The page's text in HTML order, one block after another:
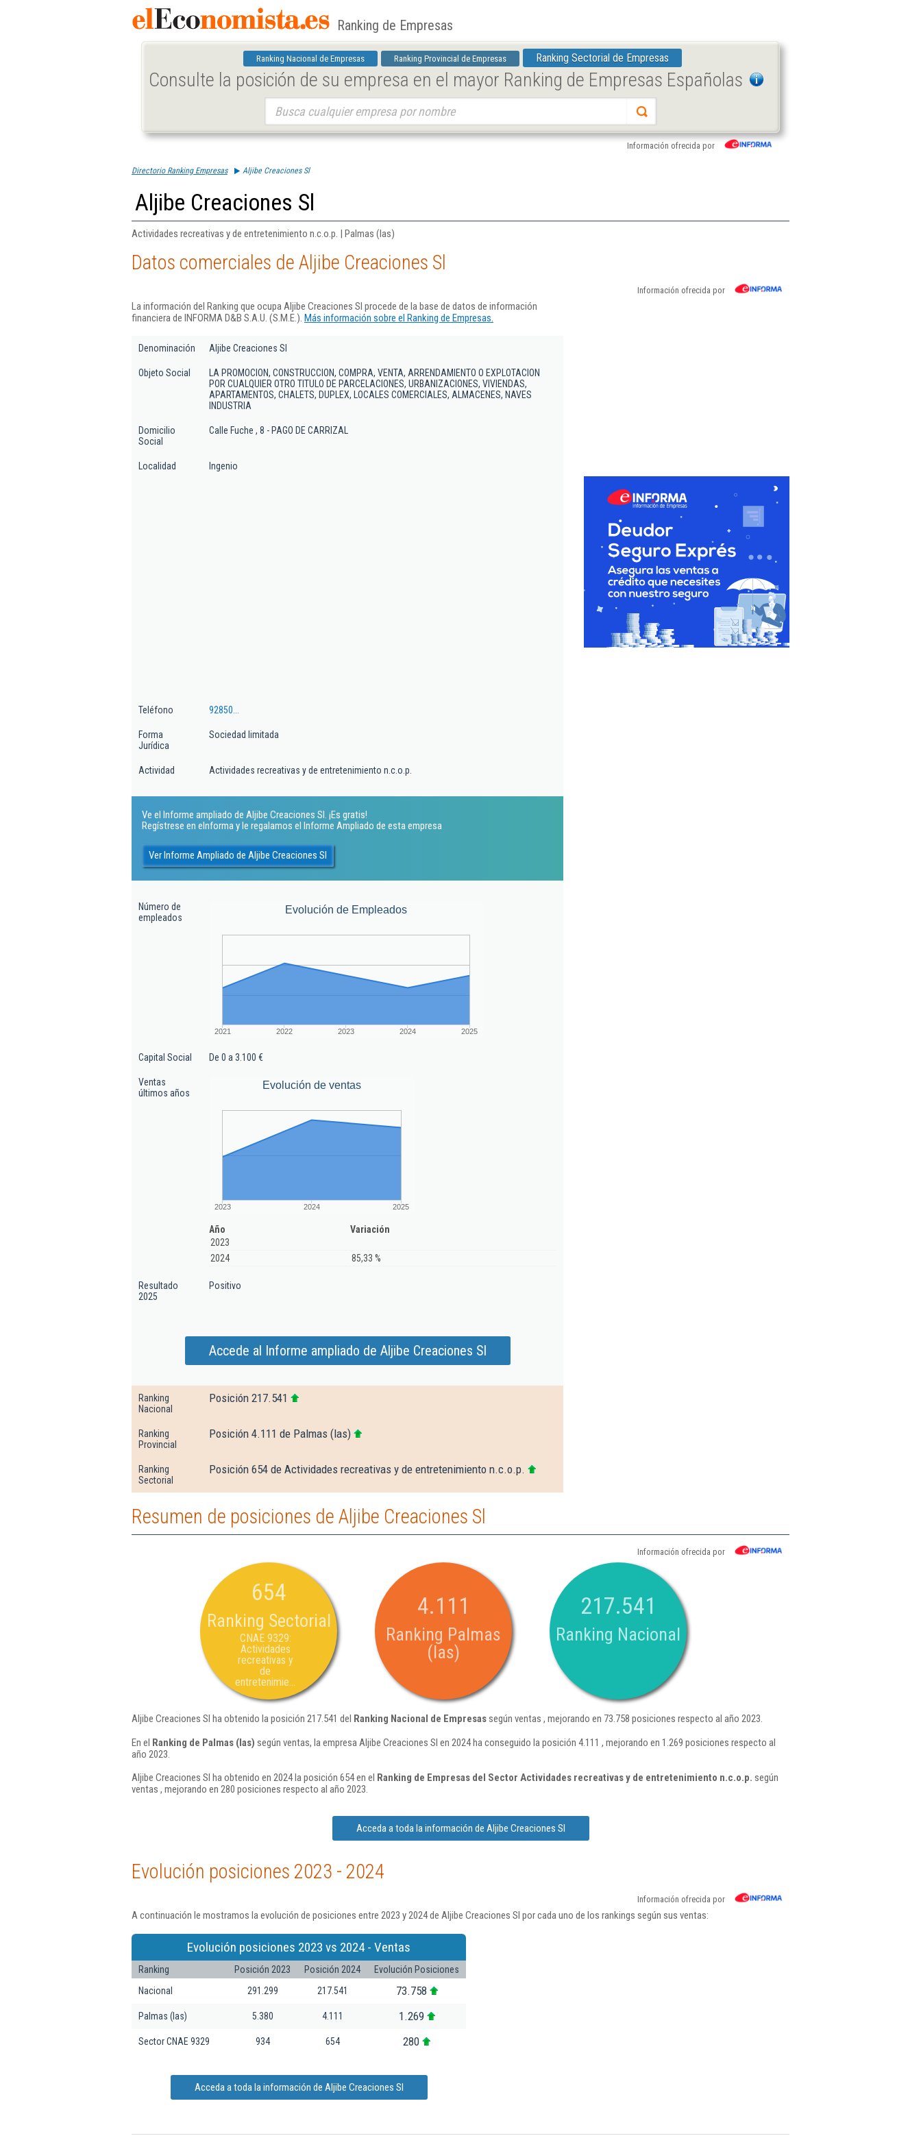
Ranking de Empresas
Ranking Nacional de Empresas Ranking Provincial de Empresas Ranking Sectorial de Empresas
Consulte la posición de su empresa en el mayor Ranking de Empresas Españolas
Información ofrecida por
Directorio Ranking Empresas Aljibe Creaciones Sl
Aljibe Creaciones Sl
Actividades recreativas y de entretenimiento n.c.o.p. | Palmas (las)
Datos comerciales de Aljibe Creaciones Sl
Información ofrecida por
La información del Ranking que ocupa Aljibe Creaciones Sl procede de la base de datos de información
financiera de INFORMA D&B S.A.U. (S.M.E.). Más información sobre el Ranking de Empresas.
Denominación Aljibe Creaciones Sl
Objeto Social
LA PROMOCION, CONSTRUCCION, COMPRA, VENTA, ARRENDAMIENTO O EXPLOTACION
POR CUALQUIER OTRO TITULO DE PARCELACIONES, URBANIZACIONES, VIVIENDAS,
APARTAMENTOS, CHALETS, DUPLEX, LOCALES COMERCIALES, ALMACENES, NAVES
INDUSTRIA
Domicilio
Social
Calle Fuche , 8 - PAGO DE CARRIZAL
Localidad Ingenio
Teléfono 92850...
Forma
Jurídica
Sociedad limitada
Actividad Actividades recreativas y de entretenimiento n.c.o.p.
Ve el Informe ampliado de Aljibe Creaciones Sl. ¡Es gratis!
Regístrese en eInforma y le regalamos el Informe Ampliado de esta empresa
Ver Informe Ampliado de Aljibe Creaciones Sl
Número de
empleados
Evolución de Empleados
2021 2022 2023 2024 2025
Capital Social De 0 a 3.100 €
Ventas
últimos años
Evolución de ventas
2023 2024 2025
Año
Variación
2023
2024
85,33 %
Resultado
2025
Positivo
Accede al Informe ampliado de Aljibe Creaciones Sl
Ranking
Nacional
Posición 217.541
Ranking
Provincial
Posición 4.111 de Palmas (las)
Ranking
Sectorial
Posición 654 de Actividades recreativas y de entretenimiento n.c.o.p.
Resumen de posiciones de Aljibe Creaciones Sl
Información ofrecida por
654
Ranking Sectorial
CNAE 9329:
Actividades
recreativas y
de
entretenimie...
4.111
Ranking Palmas
(las)
217.541
Ranking Nacional
Aljibe Creaciones Sl ha obtenido la posición 217.541 del Ranking Nacional de Empresassegún ventas , mejorando en 73.758 posiciones respecto al año 2023.
En el Ranking de Palmas (las) según ventas, la empresa Aljibe Creaciones Sl en 2024 ha conseguido la posición 4.111 , mejorando en 1.269 posiciones respecto al
año 2023.
Aljibe Creaciones Sl ha obtenido en 2024 la posición 654 en el Ranking de Empresas del Sector Actividades recreativas y de entretenimiento n.c.o.p. según
ventas , mejorando en 280 posiciones respecto al año 2023.
Acceda a toda la información de Aljibe Creaciones Sl
Evolución posiciones 2023 - 2024
Información ofrecida por
A continuación le mostramos la evolución de posiciones entre 2023 y 2024 de Aljibe Creaciones Sl por cada uno de los rankings según sus ventas:
Evolución posiciones 2023 vs 2024 - Ventas
Ranking Posición 2023 Posición 2024
Evolución Posiciones
Nacional
291.299 217.541 73.758
Palmas (las) 5.380 4.111 1.269
Sector CNAE 9329 934 654 280
Acceda a toda la información de Aljibe Creaciones Sl